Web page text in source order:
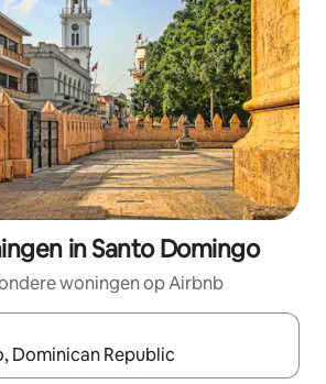
in Santo Domingo
woningen op Airbnb
beschikbaar zijn, maak je een keuze